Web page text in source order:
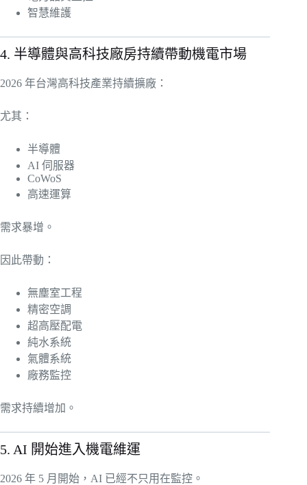
智慧維護
4. 半導體與高科技廠房持續帶動機電市場
2026 年台灣高科技產業持續擴廠：
尤其：
半導體
AI 伺服器
CoWoS
高速運算
需求暴增。
因此帶動：
無塵室工程
精密空調
超高壓配電
純水系統
氣體系統
廠務監控
需求持續增加。
5. AI 開始進入機電維運
2026 年 5 月開始，AI 已經不只用在監控。